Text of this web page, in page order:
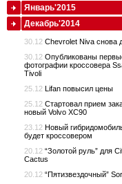
Январь'2015
Декабрь'2014
30.12 Chevrolet Niva снова
30.12 Опубликованы
фотографии кроссовера
Tivoli
25.12 Lifan повысил цены
25.12 Стартовал прием
новый Volvo XC90
23.12 Новый
будет кроссовером
20.12 “Золотой руль” для
Cactus
20.12 “Пятизвездочный”